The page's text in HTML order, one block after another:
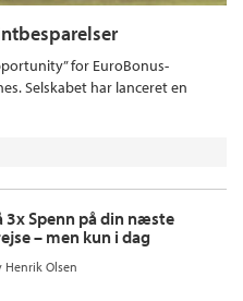
for EuroBonus-
Selskabet har lanceret en
3x Spenn på din næste
– men kun i dag
Henrik Olsen